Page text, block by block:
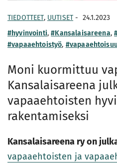
TIEDOTTEET, UUTISET - 24.1.2023
#hyvinvointi,#Kansalaisareena,
#vapaaehtoistyö,
Moni kuormittuu
Kansalaisareena
vapaaehtoisten
rakentamiseksi
Kansalaisareena ry on
vapaaehtoisten ja